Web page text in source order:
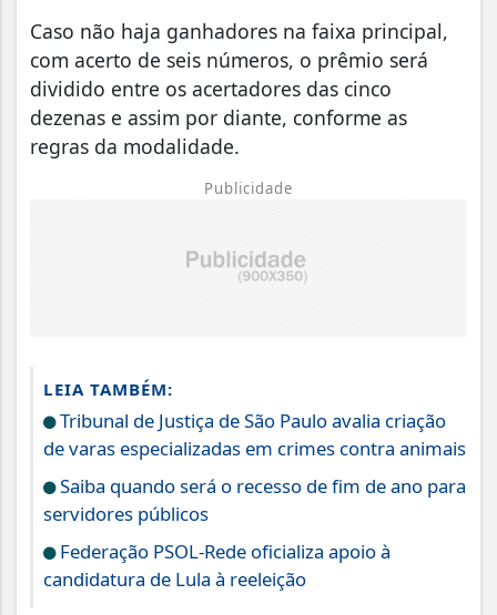
Caso não haja ganhadores na faixa principal,
com acerto de seis números, o prêmio será
dividido entre os acertadores das cinco
dezenas e assim por diante, conforme as
regras da modalidade.
Publicidade
LEIA TAMBÉM:
Tribunal de Justiça de São Paulo avalia criação
de varas especializadas em crimes contra animais
Saiba quando será o recesso de fim de ano para
servidores públicos
Federação PSOL-Rede oficializa apoio à
candidatura de Lula à reeleição